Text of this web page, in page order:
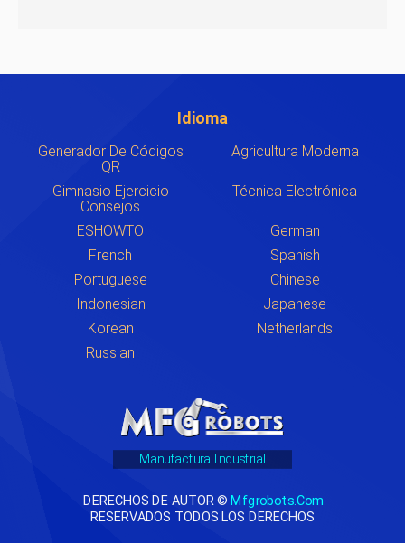
Idioma
Generador De Códigos
QR
Agricultura Moderna
Gimnasio Ejercicio
Consejos
Técnica Electrónica
ESHOWTO
German
French
Spanish
Portuguese
Chinese
Indonesian
Japanese
Korean
Netherlands
Russian
Manufactura Industrial
DERECHOS DE AUTOR ©Mfgrobots.com
RESERVADOS TODOS LOS DERECHOS